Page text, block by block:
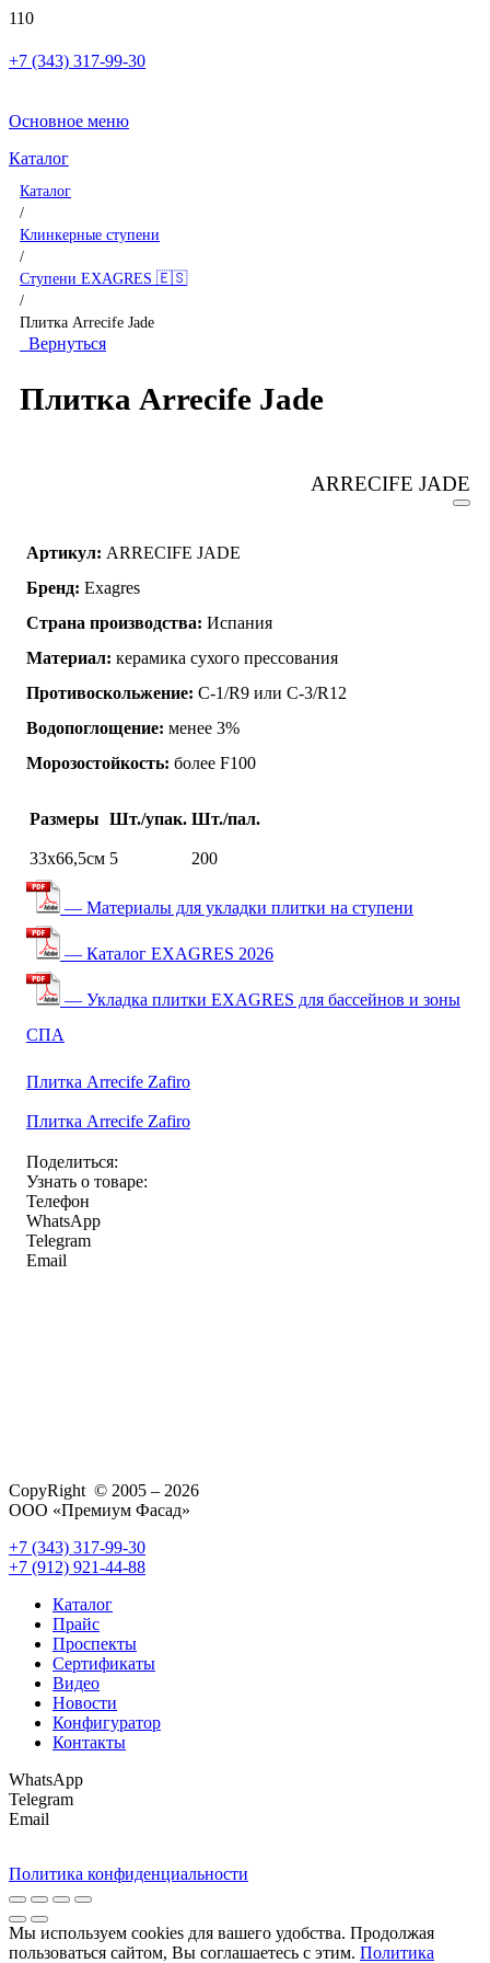
+7 (343) 317-99-30
Основное меню
Каталог
Каталог
/
Клинкерные ступени
/
Ступени EXAGRES 🇪🇸
/
Плитка Arrecife Jade
Вернуться
Плитка Arrecife Jade
ARRECIFE JADE
Артикул: ARRECIFE JADE
Бренд: Exagres
Страна производства: Испания
Материал: керамика сухого прессования
Противоскольжение: C-1/R9 или C-3/R12
Водопоглощение: менее 3%
Морозостойкость: более F100
Размеры Шт./упак. Шт./пал.
33х66,5см 5 200
— Материалы для укладки плитки на ступени
— Каталог EXAGRES 2026
— Укладка плитки EXAGRES для бассейнов и зоны
СПА
Плитка Arrecife Zafiro
Плитка Arrecife Zafiro
Поделиться:
Узнать о товаре:
Телефон
WhatsApp
Telegram
Email
CopyRight © 2005 – 2026
ООО «Премиум Фасад»
+7 (343) 317-99-30
+7 (912) 921-44-88
Каталог
Прайс
Проспекты
Сертификаты
Видео
Новости
Конфигуратор
Контакты
WhatsApp
Telegram
Email
Политика конфиденциальности
Мы используем cookies для вашего удобства. Продолжая
пользоваться сайтом, Вы соглашаетесь с этим. Политика